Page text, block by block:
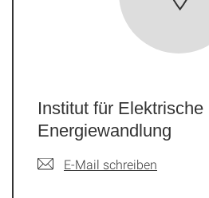
Institut für Elektrische
Energiewandlung
E-Mail schreiben